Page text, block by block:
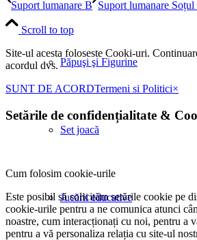
Păpuşi şi Figurine
Set joacă
Jucării educative
Suport lumanare B Suport lumanare Soțul
Scroll to top
Site-ul acesta foloseste Cooki-uri.
acordul dvs.
SUNT DE ACORDTermeni si Politici×
Setările de confidențialitate &
Cum folosim cookie-urile
Este posibil să solicităm setările cookie pe
cookie-urile pentru a ne comunica atunci
noastre, cum interacționați cu noi, pentru a
pentru a vă personaliza relația cu site-ul